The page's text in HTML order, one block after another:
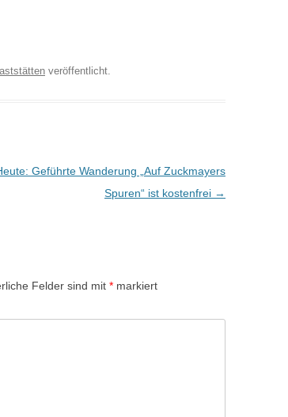
veröffentlicht.
Geführte Wanderung „Auf Zuckmayers
Spuren“ ist kostenfrei →
Felder sind mit * markiert